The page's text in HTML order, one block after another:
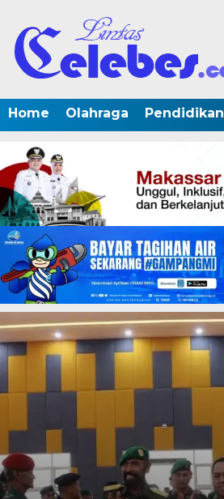
Home Olahraga Pendidikan